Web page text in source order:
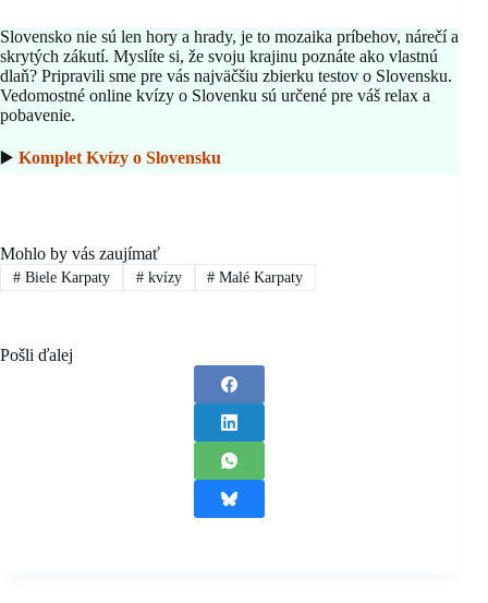
Slovensko nie sú len hory a hrady, je to mozaika príbehov, nárečí a
skrytých zákutí. Myslíte si, že svoju krajinu poznáte ako vlastnú
dlaň? Pripravili sme pre vás najväčšiu zbierku testov o Slovensku.
Vedomostné online kvízy o Slovenku sú určené pre váš relax a
pobavenie.
▶️ Komplet Kvízy o Slovensku
Mohlo by vás zaujímať
#Biele Karpaty #kvízy # Malé Karpaty
Pošli ďalej